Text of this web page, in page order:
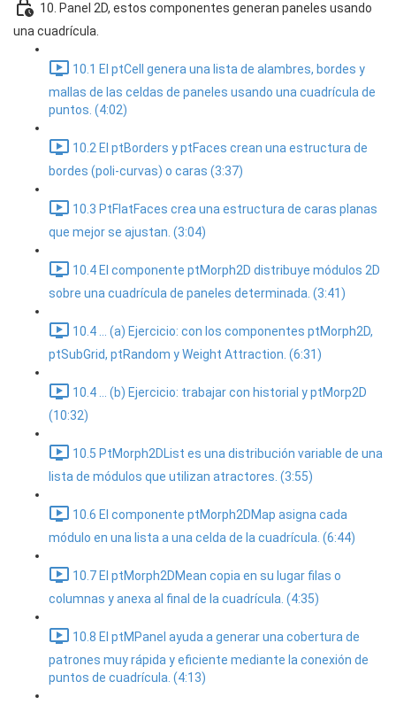
10. Panel 2D, estos componentes generan paneles usando
una cuadrícula.
10.1 El ptCell genera una lista de alambres, bordes y
mallas de las celdas de paneles usando una cuadrícula de
puntos. (4:02)
10.2 El ptBorders y ptFaces crean una estructura de
bordes (poli-curvas) o caras (3:37)
10.3 PtFlatFaces crea una estructura de caras planas
que mejor se ajustan. (3:04)
10.4 El componente ptMorph2D distribuye módulos 2D
sobre una cuadrícula de paneles determinada. (3:41)
10.4 ... (a) Ejercicio: con los componentes ptMorph2D,
ptSubGrid, ptRandom y Weight Attraction. (6:31)
10.4 ... (b) Ejercicio: trabajar con historial y ptMorp2D
(10:32)
10.5 PtMorph2DList es una distribución variable de una
lista de módulos que utilizan atractores. (3:55)
10.6 El componente ptMorph2DMap asigna cada
módulo en una lista a una celda de la cuadrícula. (6:44)
10.7 El ptMorph2DMean copia en su lugar filas o
columnas y anexa al final de la cuadrícula. (4:35)
10.8 El ptMPanel ayuda a generar una cobertura de
patrones muy rápida y eficiente mediante la conexión de
puntos de cuadrícula. (4:13)